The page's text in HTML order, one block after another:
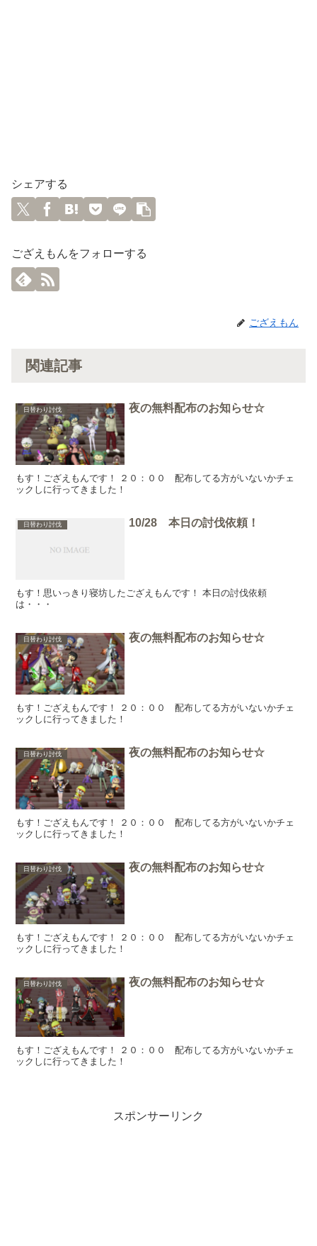
シェアする
ござえもんをフォローする
ござえもん
関連記事
日替わり討伐 夜の無料配布のお知らせ☆
もす！ござえもんです！ ２０：００ 配布してる方がいないかチェ
ックしに行ってきました！
日替わり討伐 10/28 本日の討伐依頼！
もす！思いっきり寝坊したござえもんです！ 本日の討伐依頼
は・・・
日替わり討伐 夜の無料配布のお知らせ☆
もす！ござえもんです！ ２０：００ 配布してる方がいないかチェ
ックしに行ってきました！
日替わり討伐 夜の無料配布のお知らせ☆
もす！ござえもんです！ ２０：００ 配布してる方がいないかチェ
ックしに行ってきました！
日替わり討伐 夜の無料配布のお知らせ☆
もす！ござえもんです！ ２０：００ 配布してる方がいないかチェ
ックしに行ってきました！
日替わり討伐 夜の無料配布のお知らせ☆
もす！ござえもんです！ ２０：００ 配布してる方がいないかチェ
ックしに行ってきました！
スポンサーリンク